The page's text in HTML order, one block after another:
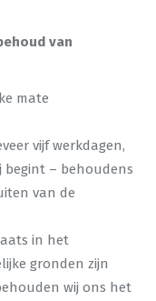
van
mate
vijf werkdagen,
begint – behoudens
van de
in het
gronden zijn
wij ons het